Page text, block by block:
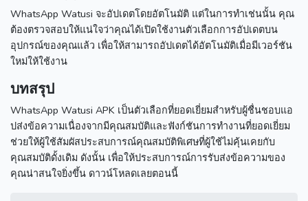
WhatsApp Watusi จะอัปเดตโดยอัตโนมัติ แต่ในการทำเช่นนั้น คุณ
ต้องตรวจสอบให้แน่ใจว่าคุณได้เปิดใช้งานตัวเลือกการอัปเดตบน
อุปกรณ์ของคุณแล้ว เพื่อให้สามารถอัปเดตได้อัตโนมัติเมื่อมีเวอร์ชัน
ใหม่ให้ใช้งาน
บทสรุป
WhatsApp Watusi APK เป็นตัวเลือกที่ยอดเยี่ยมสำหรับผู้ชื่นชอบแอ
ปส่งข้อความเนื่องจากมีคุณสมบัติและฟังก์ชันการทำงานที่ยอดเยี่ยม
ช่วยให้ผู้ใช้สัมผัสประสบการณ์คุณสมบัติพิเศษที่ผู้ใช้ไม่คุ้นเคยกับ
คุณสมบัติดั้งเดิม ดังนั้น เพื่อให้ประสบการณ์การรับส่งข้อความของ
คุณน่าสนใจยิ่งขึ้น ดาวน์โหลดเลยตอนนี้